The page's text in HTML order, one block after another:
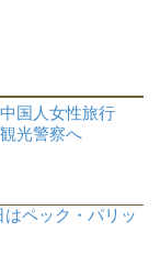
国人女性旅行
光警察へ
ペック・パリッ